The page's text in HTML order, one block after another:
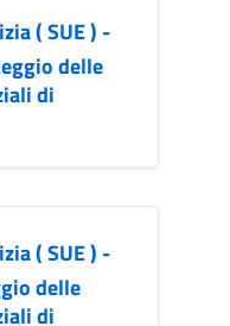
( SUE ) -
delle
di
( SUE ) -
delle
di